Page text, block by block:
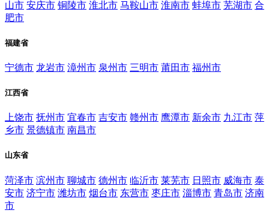
山市 安庆市 铜陵市 淮北市 马鞍山市 淮南市 蚌埠市 芜湖市 合
肥市
福建省
宁德市 龙岩市 漳州市 泉州市 三明市 莆田市 福州市
江西省
上饶市 抚州市 宜春市 吉安市 赣州市 鹰潭市 新余市 九江市 萍
乡市 景德镇市 南昌市
山东省
菏泽市 滨州市 聊城市 德州市 临沂市 莱芜市 日照市 威海市 泰
安市 济宁市 潍坊市 烟台市 东营市 枣庄市 淄博市 青岛市 济南
市